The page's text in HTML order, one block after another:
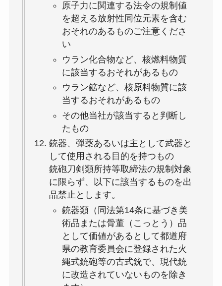
原子力に関連する法令の規制値
を超える放射性同位元素を含む
おそれのあるものご注意くださ
い
ウラン化合物など、核燃料物質
に該当するおそれがあるもの
ウラン鉱など、核原料物質に該
当するおそれがあるもの
その他当社が該当すると判断し
たもの
銃器、弾薬あるいは主として武器と
して使用される目的を持つもの
銃砲刀剣類所持等取締法の規制対象
に限らず、以下に該当するものを出
品禁止とします。
銃器類（同法第14条に基づき美
術品または骨董（こっとう）品
として価値があるとして都道府
県の教育委員会に登録された火
縄式銃砲等の古式銃で、現代銃
に改造されていないものを除き